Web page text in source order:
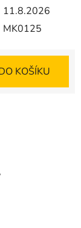
11.8.2026
MK0125
KOŠÍKU